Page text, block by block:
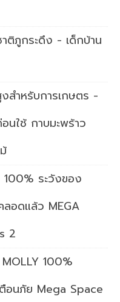
ติภูกระดึง - เด็กบ้าน
สำหรับการเกษตร -
นใช้ กาบมะพร้าว
ระวังของ
ลอดแล้ว MEGA
2
100%
อนภัย Mega Space